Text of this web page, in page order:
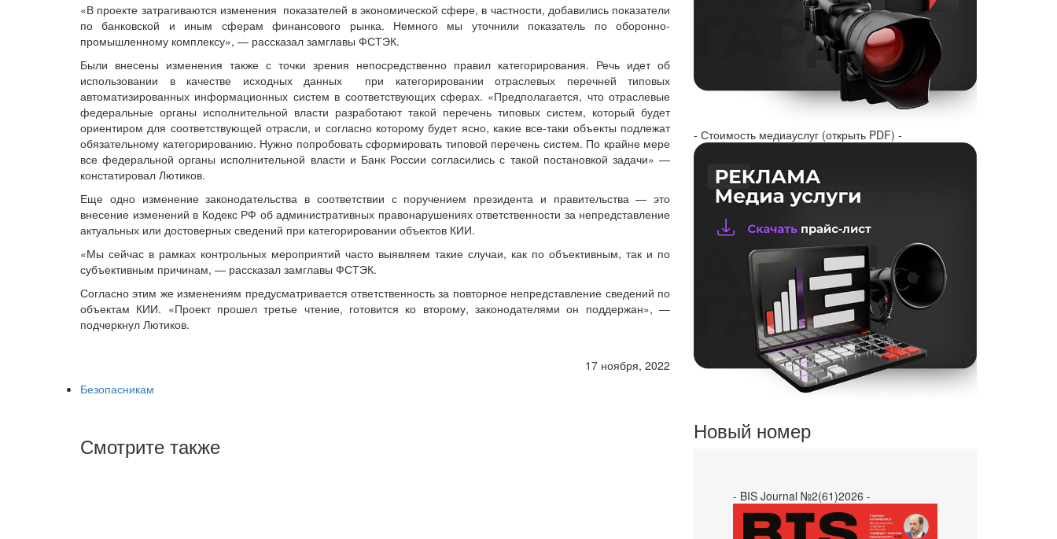
«В проекте затрагиваются изменения показателей в экономической сфере, в частности, добавились показатели
по банковской и иным сферам финансового рынка. Немного мы уточнили показатель по оборонно-
промышленному комплексу», — рассказал замглавы ФСТЭК.
Были внесены изменения также с точки зрения непосредственно правил категорирования. Речь идет об
использовании в качестве исходных данных при категорировании отраслевых перечней типовых
автоматизированных информационных систем в соответствующих сферах. «Предполагается, что отраслевые
федеральные органы исполнительной власти разработают такой перечень типовых систем, который будет
ориентиром для соответствующей отрасли, и согласно которому будет ясно, какие все-таки объекты подлежат
обязательному категорированию. Нужно попробовать сформировать типовой перечень систем. По крайне мере
все федеральной органы исполнительной власти и Банк России согласились с такой постановкой задачи» —
констатировал Лютиков.
​​​​​​​Еще одно изменение законодательства в соответствии с поручением президента и правительства — это
внесение изменений в Кодекс РФ об административных правонарушениях ответственности за непредставление
актуальных или достоверных сведений при категорировании объектов КИИ.
«Мы сейчас в рамках контрольных мероприятий часто выявляем такие случаи, как по объективным, так и по
субъективным причинам, — рассказал замглавы ФСТЭК.
Согласно этим же изменениям предусматривается ответственность за повторное непредставление сведений по
объектам КИИ. «Проект прошел третье чтение, готовится ко второму, законодателями он поддержан», —
подчеркнул Лютиков.
17 ноября, 2022
Безопасникам
Смотрите также
- Стоимость медиауслуг (открыть PDF) -
Новый номер
- BIS Journal №2(61)2026 -